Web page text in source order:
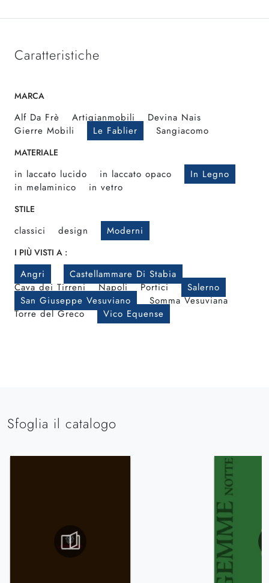
Caratteristiche
MARCA
Alf Da Frè Artigianmobili
Devina Nais
Gierre Mobili
Le Fablier Sangiacomo
MATERIALE
in laccato lucido in laccato opaco
In Legno
in melaminico
in vetro
STILE
classici design Moderni
I PIÙ VISTI A :
Angri
Castellammare Di Stabia
Cava dei Tirreni
Napoli Portici
Salerno
San Giuseppe Vesuviano
Somma Vesuviana
Torre del Greco
Vico Equense
Sfoglia il catalogo